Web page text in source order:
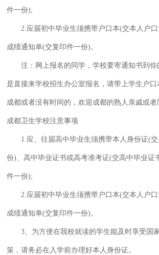
件一份);
2.应届初中毕业生须携带户口本(交本人户
成绩通知单(交复印件一份)。
注：网上报名的同学，学校要寄通知书到
是直接来学校招生办公室报名，请带上学生户
成都或者没有时间的，欢迎成都的熟人亲戚或者
成都卫生学校注意事项
1.应、往届高中毕业生须携带本人身份证(
份)、高中毕业证书或高考准考证(交高中毕业证
件一份);
2.应届初中毕业生须携带户口本(交本人户
成绩通知单(交复印件一份)。
3、为方便在我校就读的学生能及时享受国
策，请务必在入学前办理好本人身份证。